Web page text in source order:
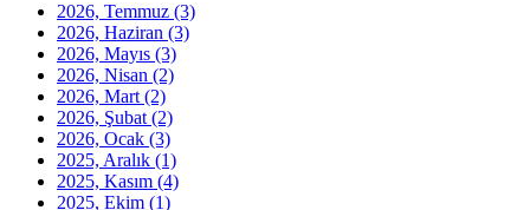
2026, Temmuz (3)
2026, Haziran (3)
2026, Mayıs (3)
2026, Nisan (2)
2026, Mart (2)
2026, Şubat (2)
2026, Ocak (3)
2025, Aralık (1)
2025, Kasım (4)
2025, Ekim (1)